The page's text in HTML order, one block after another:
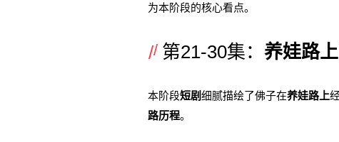
为本阶段的核心看点。
第21-30集： 养娃路
本阶段短剧细腻描绘了佛子在养娃路上
路历程。